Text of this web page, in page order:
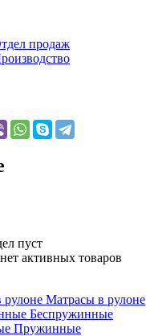
продаж
пуст
активных товаров
Матрасы в рулоне
Беспружинные
Пружинные